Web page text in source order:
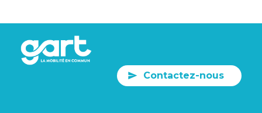
Contactez-nous